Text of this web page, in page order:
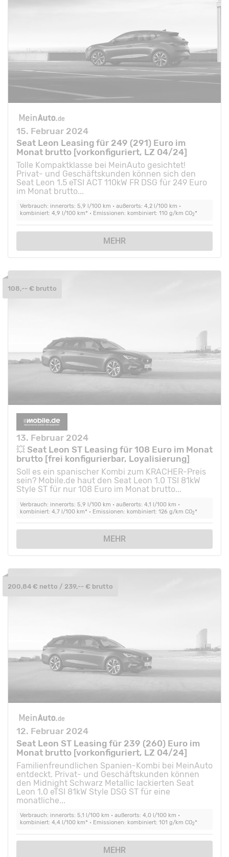
15. Februar 2024
Seat Leon Leasing für 249 (291) Euro im
Monat brutto [vorkonfiguriert, LZ 04/24]
Tolle Kompaktklasse bei MeinAuto gesichtet!
Privat- und Geschäftskunden können sich den
Seat Leon 1.5 eTSI ACT 110kW FR DSG für 249 Euro
im Monat brutto...
Verbrauch: innerorts: 5,9 l/100 km • außerorts: 4,2 l/100 km •
kombiniert: 4,9 l/100 km* • Emissionen: kombiniert: 110 g/km CO2*
MEHR
13. Februar 2024
💥 Seat Leon ST Leasing für 108 Euro im Monat
brutto [frei konfigurierbar, Loyalisierung]
Soll es ein spanischer Kombi zum KRACHER-Preis
sein? Mobile.de haut den Seat Leon 1.0 TSI 81kW
Style ST für nur 108 Euro im Monat brutto...
Verbrauch: innerorts: 5,9 l/100 km • außerorts: 4,1 l/100 km •
kombiniert: 4,7 l/100 km* • Emissionen: kombiniert: 126 g/km CO2*
MEHR
108,-- € brutto
12. Februar 2024
Seat Leon ST Leasing für 239 (260) Euro im
Monat brutto [vorkonfiguriert, LZ 04/24]
Familienfreundlichen Spanien-Kombi bei MeinAuto
entdeckt. Privat- und Geschäftskunden können
den Midnight Schwarz Metallic lackierten Seat
Leon 1.0 eTSI 81kW Style DSG ST für eine
monatliche...
Verbrauch: innerorts: 5,1 l/100 km • außerorts: 4,0 l/100 km •
kombiniert: 4,4 l/100 km* • Emissionen: kombiniert: 101 g/km CO2*
MEHR
200,84 € netto / 239,-- € brutto